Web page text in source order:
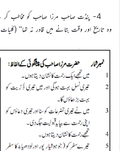
4- پنڈت صاحب مرزا صاحب کو مخاطب کر کے
وہ تاریخ اور وقت بتانے میں قادر نہ تھا‘‘ (کلّیات